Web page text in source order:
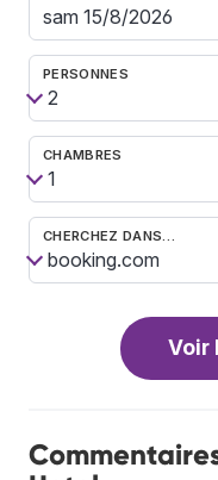
PERSONNES
CHAMBRES
CHERCHEZ DANS…
Voir